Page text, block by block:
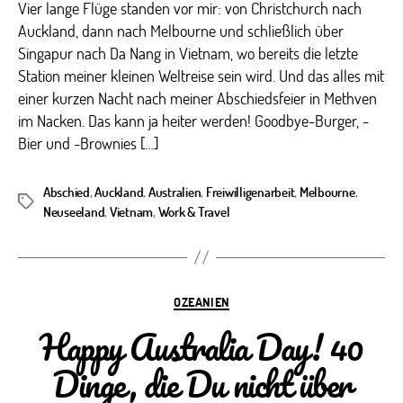
Vier lange Flüge standen vor mir: von Christchurch nach
Auckland, dann nach Melbourne und schließlich über
Singapur nach Da Nang in Vietnam, wo bereits die letzte
Station meiner kleinen Weltreise sein wird. Und das alles mit
einer kurzen Nacht nach meiner Abschiedsfeier in Methven
im Nacken. Das kann ja heiter werden! Goodbye-Burger, -
Bier und -Brownies […]
Schlagwörter
Abschied,Auckland, Australien, Freiwilligenarbeit, Melbourne,
Neuseeland, Vietnam, Work & Travel
Kategorien
OZEANIEN
Happy Australia Day! 40
Dinge, die Du nicht über